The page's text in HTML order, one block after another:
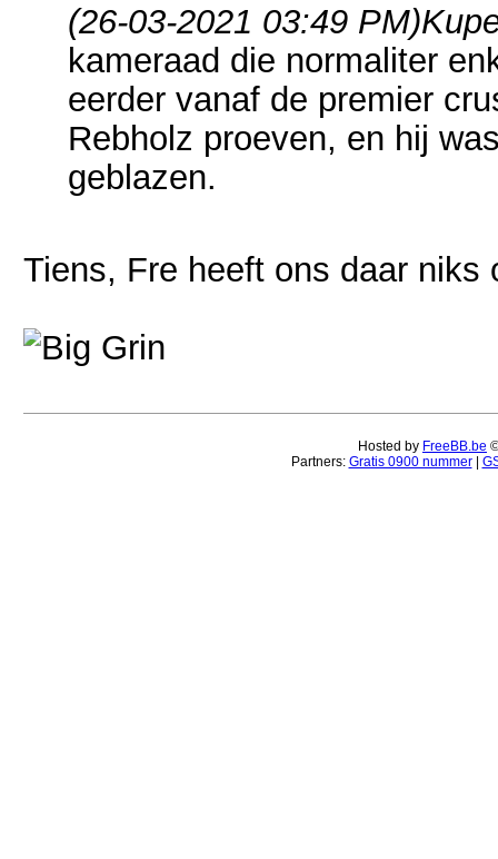
(26-03-2021 03:49 PM)
kameraad die normaliter
eerder vanaf de premier
Rebholz proeven, en hij
geblazen.
Tiens, Fre heeft ons daar niks
Hosted by FreeBB.be
Partners: Gratis 0900 nummer|